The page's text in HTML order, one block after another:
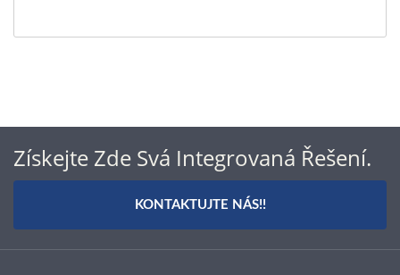
Získejte Zde Svá Integrovaná Řešení.
KONTAKTUJTE NÁS!!